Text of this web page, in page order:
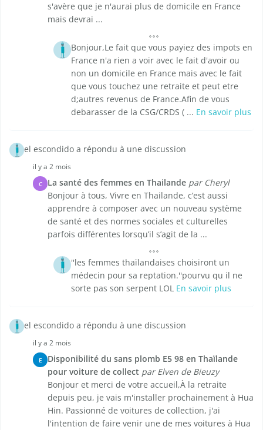
s'avère que je n'aurai plus de domicile en France
mais devrai ...
Bonjour,Le fait que vous payiez des impots en
France n'a rien a voir avec le fait d'avoir ou
non un domicile en France mais avec le fait
que vous touchez une retraite et peut etre
d;autres revenus de France.Afin de vous
debarasser de la CSG/CRDS ( ... En savoir plus
el escondido a répondu à une discussion
il y a 2 mois
C La santé des femmes en Thailande par Cheryl
Bonjour à tous, Vivre en Thailande, c’est aussi
apprendre à composer avec un nouveau système
de santé et des normes sociales et culturelles
parfois différentes lorsqu’il s’agit de la ...
''les femmes thaïlandaises choisiront un
médecin pour sa reptation.''pourvu qu il ne
sorte pas son serpent LOL En savoir plus
el escondido a répondu à une discussion
il y a 2 mois
E
Disponibilité du sans plomb E5 98 en Thaïlande
pour voiture de collect par Elven de Bieuzy
Bonjour et merci de votre accueil,À la retraite
depuis peu, je vais m'installer prochainement à Hua
Hin. Passionné de voitures de collection, j'ai
l'intention de faire venir une de mes voitures à Hua